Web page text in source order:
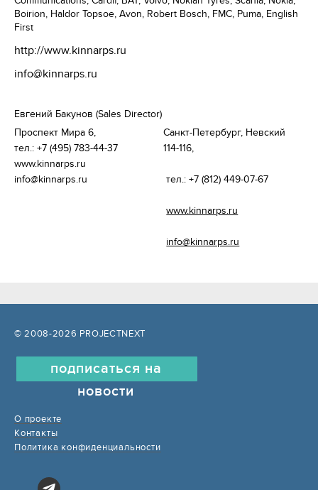
Boirion, Haldor Topsoe, Avon, Robert Bosch, FMC, Puma, English
First
http://www.kinnarps.ru
info@kinnarps.ru
Евгений Бакунов (Sales Director)
Проспект Мира 6,
тел.: +7 (495) 783-44-37
www.kinnarps.ru
info@kinnarps.ru
Санкт-Петербург, Невский
114-116,
тел.: +7 (812) 449-07-67
www.kinnarps.ru
info@kinnarps.ru
© 2008-2026 PROJECTNEXT
подписаться на
новости
О проекте
Контакты
Политика конфиденциальности